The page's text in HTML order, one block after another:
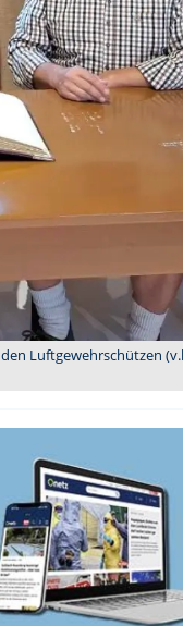
Luftgewehrschützen